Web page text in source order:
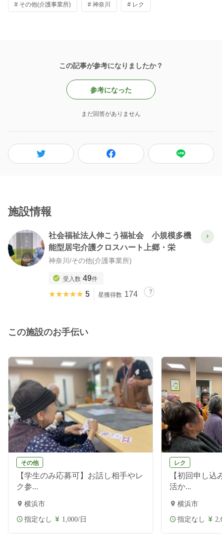
# その他(介護事業所) # 神奈川 # レク
この記事が参考になりましたか？
参考になった
まだ回答がありません
施設情報
社会福祉法人伸こう福祉会 小規模多機
能型居宅介護クロスハート上郷・栄
神奈川 /その他(介護事業所)
受入数 49件
★★★★★
★★★★★ 5 星獲得数 174
この施設のお手伝い
その他
【学生のみ応募可】お話し相手やレ
ク参...
横浜市
指定なし 1,000/日
レク
【初回申し
活か...
横浜市
指定なし